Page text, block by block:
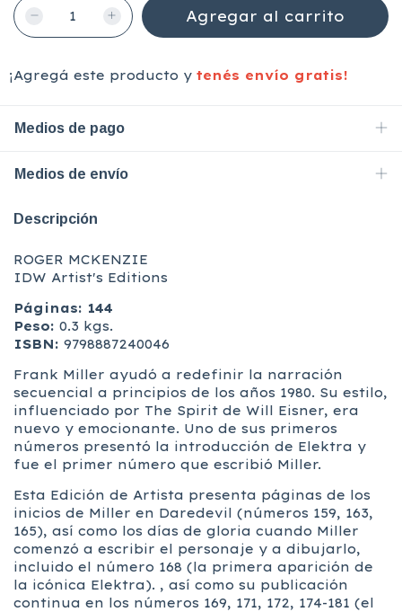
¡Agregá este producto y tenés envío gratis!
Medios de pago
Medios de envío
Descripción
ROGER MCKENZIE
IDW Artist's Editions
Páginas: 144
Peso: 0.3 kgs.
ISBN: 9798887240046
Frank Miller ayudó a redefinir la narración
secuencial a principios de los años 1980. Su estilo,
influenciado por The Spirit de Will Eisner, era
nuevo y emocionante. Uno de sus primeros
números presentó la introducción de Elektra y
fue el primer número que escribió Miller.
Esta Edición de Artista presenta páginas de los
inicios de Miller en Daredevil (números 159, 163,
165), así como los días de gloria cuando Miller
comenzó a escribir el personaje y a dibujarlo,
incluido el número 168 (la primera aparición de
la icónica Elektra). , así como su publicación
continua en los números 169, 171, 172, 174-181 (el